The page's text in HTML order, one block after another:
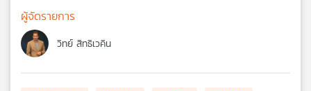
ผู้จัดรายการ
วิทย์ สิทธิเวคิน